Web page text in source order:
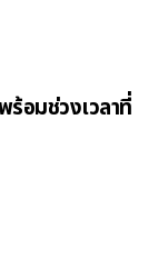
อมช่วงเวลาที่